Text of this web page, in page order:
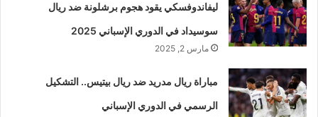
ليفاندوفسكي يقود هجوم برشلونة ضد ريال
سوسيداد في الدوري الإسباني 2025
مارس 2, 2025
مباراة ريال مدريد ضد ريال بيتيس.. التشكيل
الرسمي في الدوري الإسباني